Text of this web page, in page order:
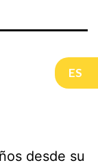
ES
desde su